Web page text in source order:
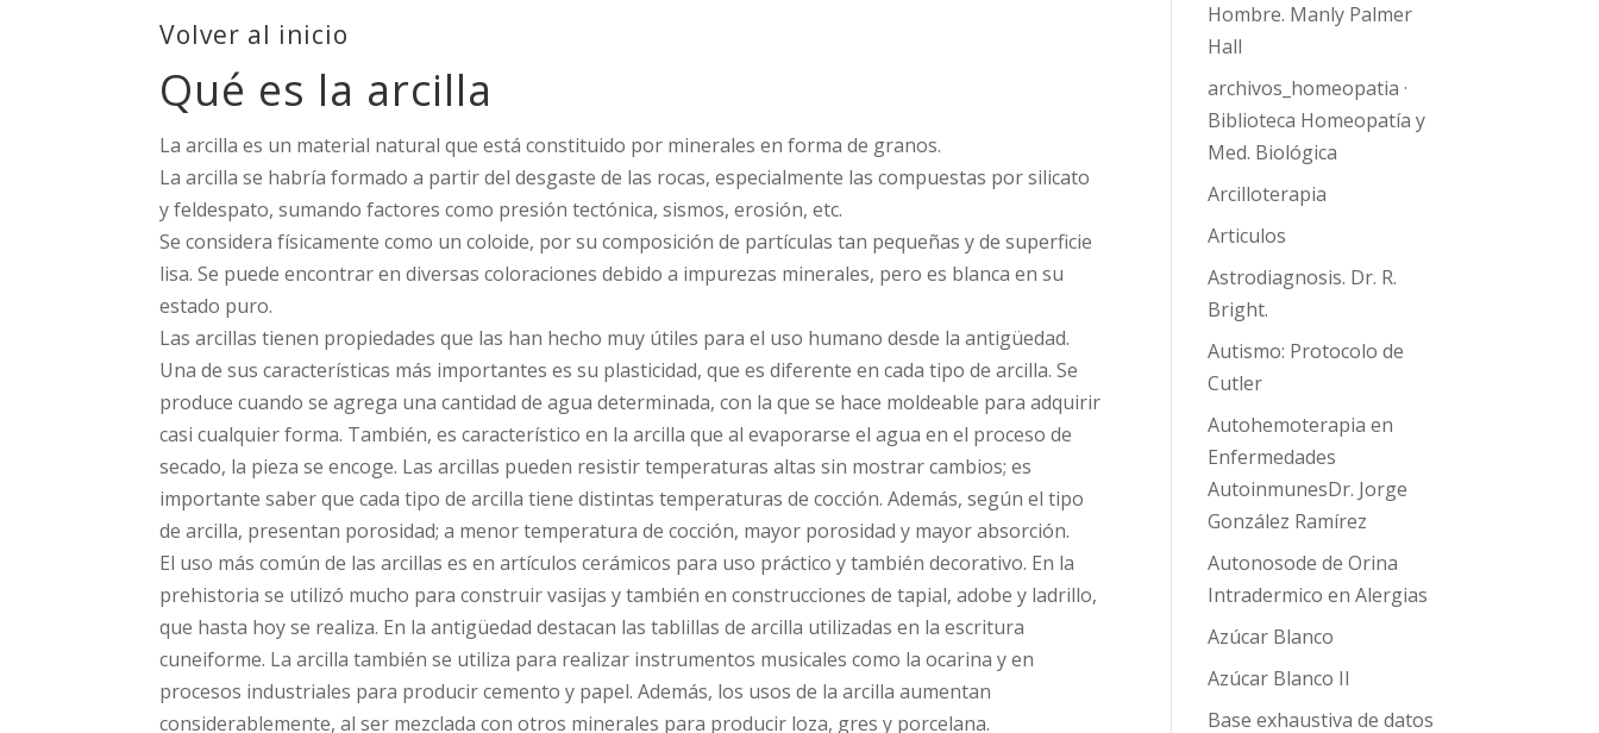
Volver al inicio
Qué es la arcilla
La arcilla es un material natural que está constituido por minerales en forma de granos.
La arcilla se habría formado a partir del desgaste de las rocas, especialmente las compuestas por silicato
y feldespato, sumando factores como presión tectónica, sismos, erosión, etc.
Se considera físicamente como un coloide, por su composición de partículas tan pequeñas y de superficie
lisa. Se puede encontrar en diversas coloraciones debido a impurezas minerales, pero es blanca en su
estado puro.
Las arcillas tienen propiedades que las han hecho muy útiles para el uso humano desde la antigüedad.
Una de sus características más importantes es su plasticidad, que es diferente en cada tipo de arcilla. Se
produce cuando se agrega una cantidad de agua determinada, con la que se hace moldeable para adquirir
casi cualquier forma. También, es característico en la arcilla que al evaporarse el agua en el proceso de
secado, la pieza se encoge. Las arcillas pueden resistir temperaturas altas sin mostrar cambios; es
importante saber que cada tipo de arcilla tiene distintas temperaturas de cocción. Además, según el tipo
de arcilla, presentan porosidad; a menor temperatura de cocción, mayor porosidad y mayor absorción.
El uso más común de las arcillas es en artículos cerámicos para uso práctico y también decorativo. En la
prehistoria se utilizó mucho para construir vasijas y también en construcciones de tapial, adobe y ladrillo,
que hasta hoy se realiza. En la antigüedad destacan las tablillas de arcilla utilizadas en la escritura
cuneiforme. La arcilla también se utiliza para realizar instrumentos musicales como la ocarina y en
procesos industriales para producir cemento y papel. Además, los usos de la arcilla aumentan
considerablemente, al ser mezclada con otros minerales para producir loza, gres y porcelana.
Hombre. Manly Palmer
Hall
archivos_homeopatia ·
Biblioteca Homeopatía y
Med. Biológica
Arcilloterapia
Articulos
Astrodiagnosis. Dr. R.
Bright.
Autismo: Protocolo de
Cutler
Autohemoterapia en
Enfermedades
AutoinmunesDr. Jorge
González Ramírez
Autonosode de Orina
Intradermico en Alergias
Azúcar Blanco
Azúcar Blanco II
Base exhaustiva de datos